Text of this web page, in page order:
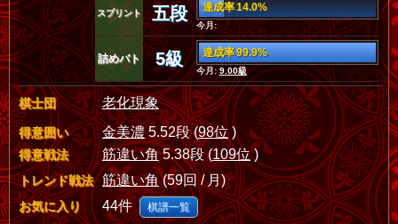
スプリント 五段 達成率 14.0%
今月:
詰めバト 5級 達成率 99.9%
今月:9.00級
棋士団 老化現象
得意囲い 金美濃5.52段 (98位)
得意戦法 筋違い角5.38段 (109位)
トレンド戦法 筋違い角(59回 / 月)
お気に入り 44件 棋譜一覧